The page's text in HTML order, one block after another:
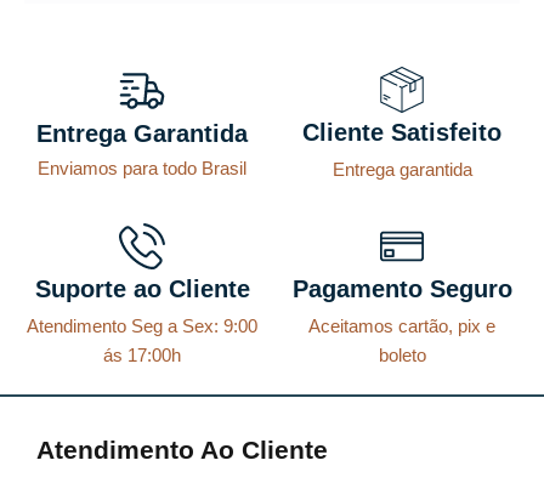
Entrega Garantida
Enviamos para todo Brasil
Cliente Satisfeito
Entrega garantida
Suporte ao Cliente
Atendimento Seg a Sex: 9:00
ás 17:00h
Pagamento Seguro
Aceitamos cartão, pix e
boleto
Atendimento Ao Cliente